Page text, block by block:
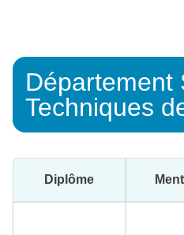
Département
Techniques
Diplôme